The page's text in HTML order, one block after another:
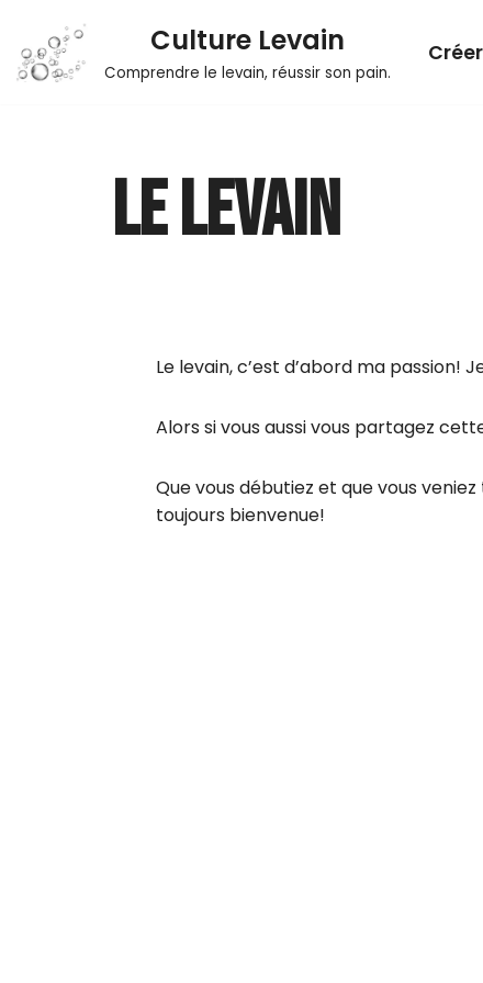
Aller
au
Culture Levain
Comprendre le levain, réussir son pain.
LE LEVAIN
Le levain, c’est d’abord ma passion!
Alors si vous aussi vous partagez
Que vous débutiez et que vous
toujours bienvenue!